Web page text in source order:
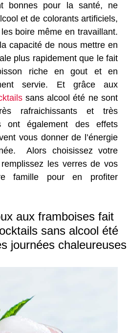
bonnes pour la santé, ne
et de colorants artificiels,
boire même en travaillant.
capacité de nous mettre en
plus rapidement que le fait
riche en gout et en
servie. Et grâce aux
sans alcool été ne sont
rafraichissants et très
ont également des effets
vous donner de l’énergie
Alors choisissez votre
les verres de vos
famille pour en profiter
aux framboises fait
sans alcool été
journées chaleureuses